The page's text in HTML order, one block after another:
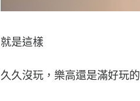
就是這樣
久久沒玩，樂高還是滿好玩的